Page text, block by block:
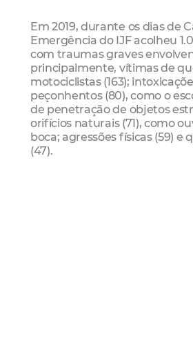
Em 2019, durante os dias de
Emergência do IJF acolheu
com traumas graves
principalmente, vítimas de
motociclistas (163);
peçonhentos (80), como o
de penetração de objetos
orifícios naturais (71), como
boca; agressões físicas (59) e
(47).